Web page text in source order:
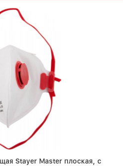
Stayer Master плоская, с